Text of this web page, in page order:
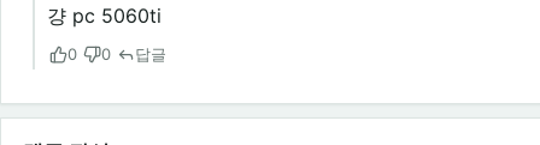
걍 pc 5060ti
0 0 답글